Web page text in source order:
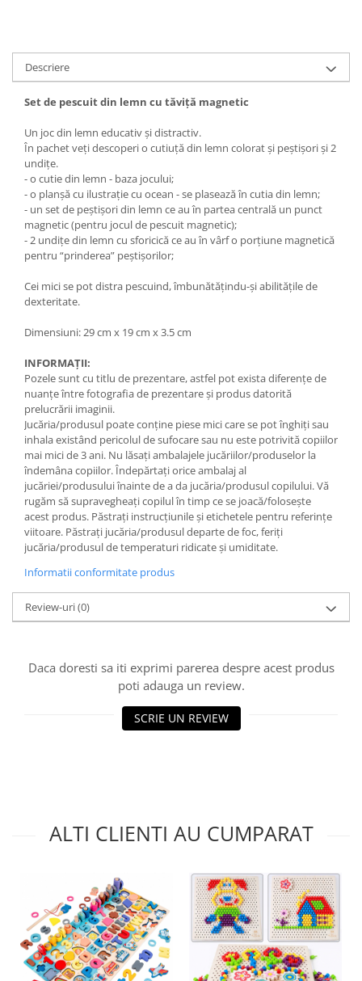
Descriere
Set de pescuit din lemn cu tăviță magnetic
Un joc din lemn educativ și distractiv.
În pachet veți descoperi o cutiuță din lemn colorat și peștișori și 2
undițe.
- o cutie din lemn - baza jocului;
- o planșă cu ilustrație cu ocean - se plasează în cutia din lemn;
- un set de peștișori din lemn ce au în partea centrală un punct
magnetic (pentru jocul de pescuit magnetic);
- 2 undițe din lemn cu sforicică ce au în vârf o porțiune magnetică
pentru “prinderea” peștișorilor;
Cei mici se pot distra pescuind, îmbunătățindu-și abilitățile de
dexteritate.
Dimensiuni: 29 cm x 19 cm x 3.5 cm
INFORMAȚII:
Pozele sunt cu titlu de prezentare, astfel pot exista diferențe de
nuanțe între fotografia de prezentare și produs datorită
prelucrării imaginii.
Jucăria/produsul poate conține piese mici care se pot înghiți sau
inhala existând pericolul de sufocare sau nu este potrivită copiilor
mai mici de 3 ani. Nu lăsați ambalajele jucăriilor/produselor la
îndemâna copiilor. Îndepărtați orice ambalaj al
jucăriei/produsului înainte de a da jucăria/produsul copilului. Vă
rugăm să supravegheați copilul în timp ce se joacă/folosește
acest produs. Păstrați instrucțiunile și etichetele pentru referințe
viitoare. Păstrați jucăria/produsul departe de foc, feriți
jucăria/produsul de temperaturi ridicate și umiditate.
Informatii conformitate produs
Review-uri(0)
Daca doresti sa iti exprimi parerea despre acest produs
poti adauga un review.
SCRIE UN REVIEW
ALTI CLIENTI AU CUMPARAT